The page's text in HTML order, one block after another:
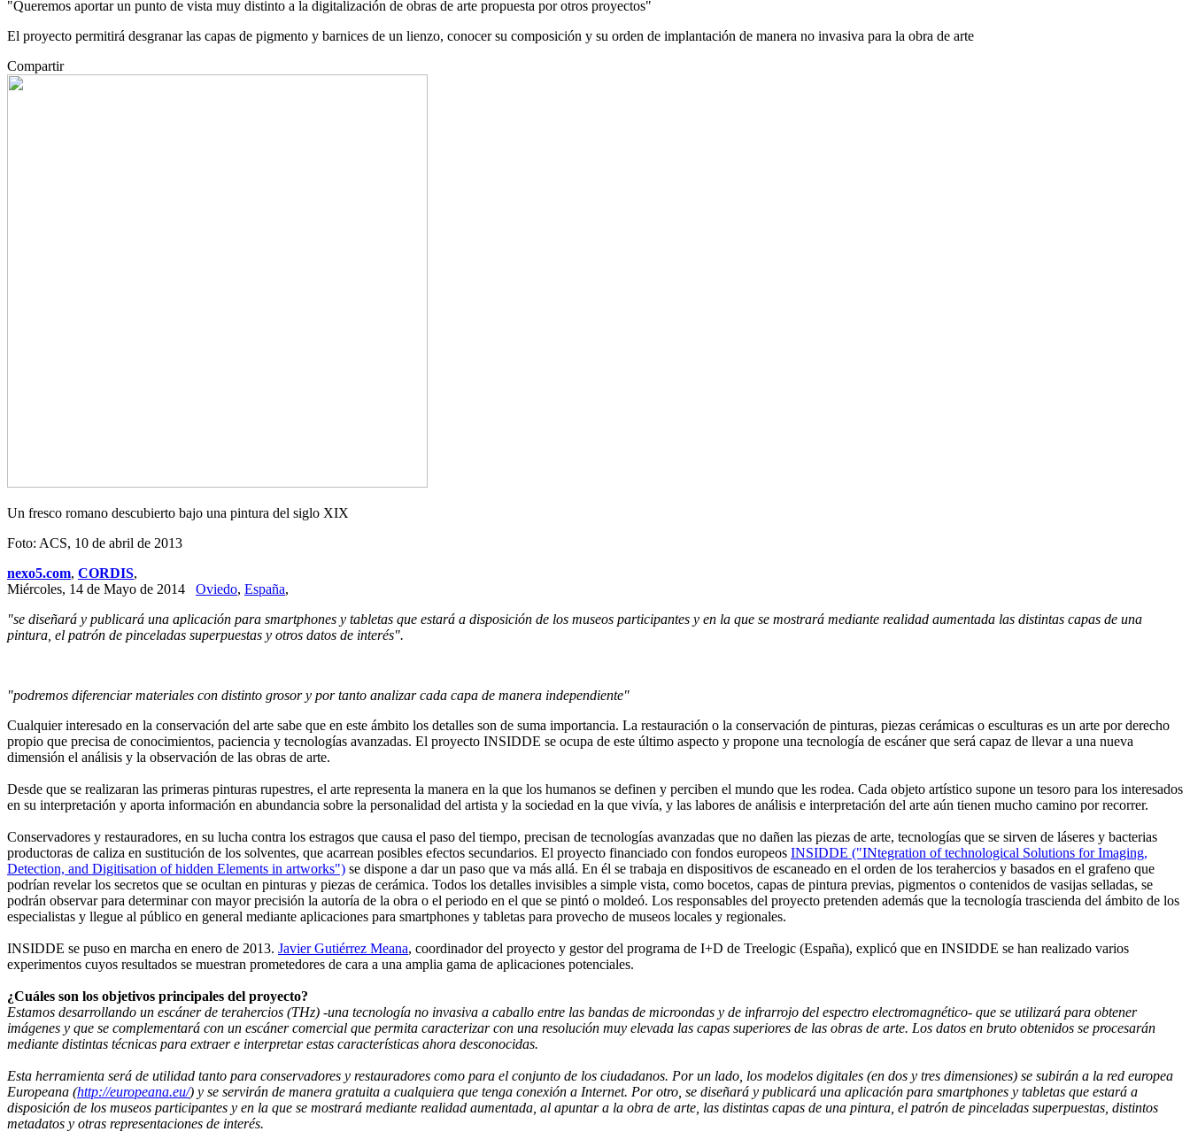
"Queremos aportar un punto de vista muy distinto a la digitalización de obras de arte propuesta por otros proyectos"
El proyecto permitirá desgranar las capas de pigmento y barnices de un lienzo, conocer su composición y su orden de implantación de manera no invasiva para la obra de arte
Compartir
Un fresco romano descubierto bajo una pintura del siglo XIX
Foto: ACS, 10 de abril de 2013
nexo5.com, CORDIS,
Miércoles, 14 de Mayo de 2014 Oviedo, España,
"se diseñará y publicará una aplicación para smartphones y tabletas que estará a disposición de los museos participantes y en la que se mostrará mediante realidad aumentada las distintas capas de una
pintura, el patrón de pinceladas superpuestas y otros datos de interés".
"podremos diferenciar materiales con distinto grosor y por tanto analizar cada capa de manera independiente"
Cualquier interesado en la conservación del arte sabe que en este ámbito los detalles son de suma importancia. La restauración o la conservación de pinturas, piezas cerámicas o esculturas es un arte por derecho
propio que precisa de conocimientos, paciencia y tecnologías avanzadas. El proyecto INSIDDE se ocupa de este último aspecto y propone una tecnología de escáner que será capaz de llevar a una nueva
dimensión el análisis y la observación de las obras de arte.
Desde que se realizaran las primeras pinturas rupestres, el arte representa la manera en la que los humanos se definen y perciben el mundo que les rodea. Cada objeto artístico supone un tesoro para los interesados
en su interpretación y aporta información en abundancia sobre la personalidad del artista y la sociedad en la que vivía, y las labores de análisis e interpretación del arte aún tienen mucho camino por recorrer.
Conservadores y restauradores, en su lucha contra los estragos que causa el paso del tiempo, precisan de tecnologías avanzadas que no dañen las piezas de arte, tecnologías que se sirven de láseres y bacterias
productoras de caliza en sustitución de los solventes, que acarrean posibles efectos secundarios. El proyecto financiado con fondos europeos INSIDDE ("INtegration of technological Solutions for Imaging,
Detection, and Digitisation of hidden Elements in artworks") se dispone a dar un paso que va más allá. En él se trabaja en dispositivos de escaneado en el orden de los terahercios y basados en el grafeno que
podrían revelar los secretos que se ocultan en pinturas y piezas de cerámica. Todos los detalles invisibles a simple vista, como bocetos, capas de pintura previas, pigmentos o contenidos de vasijas selladas, se
podrán observar para determinar con mayor precisión la autoría de la obra o el periodo en el que se pintó o moldeó. Los responsables del proyecto pretenden además que la tecnología trascienda del ámbito de los
especialistas y llegue al público en general mediante aplicaciones para smartphones y tabletas para provecho de museos locales y regionales.
INSIDDE se puso en marcha en enero de 2013. Javier Gutiérrez Meana, coordinador del proyecto y gestor del programa de I+D de Treelogic (España), explicó que en INSIDDE se han realizado varios
experimentos cuyos resultados se muestran prometedores de cara a una amplia gama de aplicaciones potenciales.
¿Cuáles son los objetivos principales del proyecto?
Estamos desarrollando un escáner de terahercios (THz) -una tecnología no invasiva a caballo entre las bandas de microondas y de infrarrojo del espectro electromagnético- que se utilizará para obtener
imágenes y que se complementará con un escáner comercial que permita caracterizar con una resolución muy elevada las capas superiores de las obras de arte. Los datos en bruto obtenidos se procesarán
mediante distintas técnicas para extraer e interpretar estas características ahora desconocidas.
Esta herramienta será de utilidad tanto para conservadores y restauradores como para el conjunto de los ciudadanos. Por un lado, los modelos digitales (en dos y tres dimensiones) se subirán a la red europea
Europeana (http://europeana.eu/) y se servirán de manera gratuita a cualquiera que tenga conexión a Internet. Por otro, se diseñará y publicará una aplicación para smartphones y tabletas que estará a
disposición de los museos participantes y en la que se mostrará mediante realidad aumentada, al apuntar a la obra de arte, las distintas capas de una pintura, el patrón de pinceladas superpuestas, distintos
metadatos y otras representaciones de interés.